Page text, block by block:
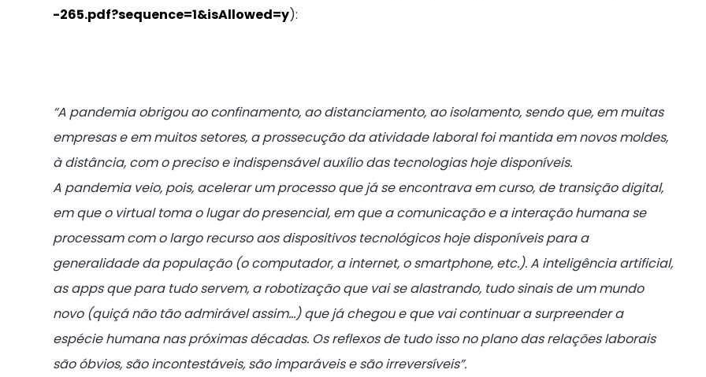
-265.pdf?sequence=1&isAllowed=y):
“A pandemia obrigou ao confinamento, ao distanciamento, ao isolamento, sendo que, em muitas
empresas e em muitos setores, a prossecução da atividade laboral foi mantida em novos moldes,
à distância, com o preciso e indispensável auxílio das tecnologias hoje disponíveis.
A pandemia veio, pois, acelerar um processo que já se encontrava em curso, de transição digital,
em que o virtual toma o lugar do presencial, em que a comunicação e a interação humana se
processam com o largo recurso aos dispositivos tecnológicos hoje disponíveis para a
generalidade da população (o computador, a internet, o smartphone, etc.). A inteligência artificial,
as apps que para tudo servem, a robotização que vai se alastrando, tudo sinais de um mundo
novo (quiçá não tão admirável assim…) que já chegou e que vai continuar a surpreender a
espécie humana nas próximas décadas. Os reflexos de tudo isso no plano das relações laborais
são óbvios, são incontestáveis, são imparáveis e são irreversíveis”.